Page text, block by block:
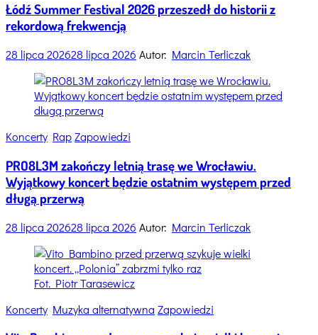
Łódź Summer Festival 2026 przeszedł do historii z
rekordową frekwencją
28 lipca 202628 lipca 2026 Autor: Marcin Terliczak
Categories
Koncerty RapZapowiedzi
PRO8L3M zakończy letnią trasę we Wrocławiu.
Wyjątkowy koncert będzie ostatnim występem przed
długą przerwą
28 lipca 202628 lipca 2026 Autor: Marcin Terliczak
Fot. Piotr Tarasewicz
Categories
Koncerty Muzyka alternatywna Zapowiedzi